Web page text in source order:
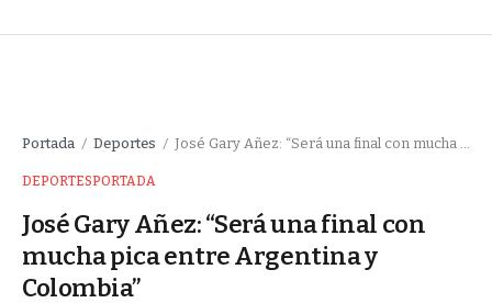
Portada / Deportes / José Gary Añez: “Será una final con mucha pica entre Argentina y Colombia”
DEPORTESPORTADA
José Gary Añez: “Será una final con
mucha pica entre Argentina y
Colombia”